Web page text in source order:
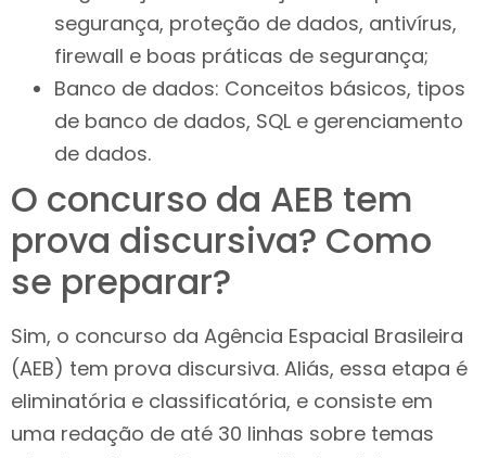
segurança, proteção de dados, antivírus,
firewall e boas práticas de segurança;
Banco de dados: Conceitos básicos, tipos
de banco de dados, SQL e gerenciamento
de dados.
O concurso da AEB tem
prova discursiva? Como
se preparar?
Sim, o concurso da Agência Espacial Brasileira
(AEB) tem prova discursiva. Aliás, essa etapa é
eliminatória e classificatória, e consiste em
uma redação de até 30 linhas sobre temas